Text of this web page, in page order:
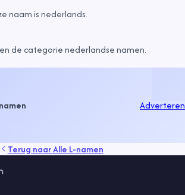
naam isnederlands.
de categorienederlandse namen.
Adverteren
Terug naarAlle L-namen